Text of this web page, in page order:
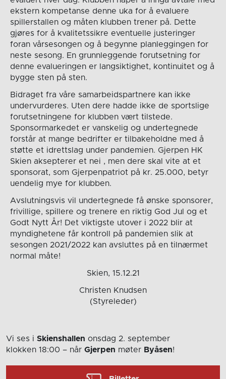
ekstern kompetanse denne uka for å evaluere
spillerstallen og måten klubben trener på. Dette
gjøres for å kvalitetssikre eventuelle justeringer
foran vårsesongen og å begynne planleggingen for
neste sesong. En grunnleggende forutsetning for
denne evalueringen er langsiktighet, kontinuitet og å
bygge sten på sten.
Bidraget fra våre samarbeidspartnere kan ikke
undervurderes. Uten dere hadde ikke de sportslige
forutsetningene for klubben vært tilstede.
Sponsormarkedet er vanskelig og undertegnede
forstår at mange bedrifter er tilbakeholdne med å
støtte et idrettslag under pandemien. Gjerpen HK
Skien aksepterer et nei , men dere skal vite at et
sponsorat, som Gjerpenpatriot på kr. 25.000, betyr
uendelig mye for klubben.
Avslutningsvis vil undertegnede få ønske sponsorer,
frivillige, spillere og trenere en riktig God Jul og et
Godt Nytt År! Det viktigste utover i 2022 blir at
myndighetene får kontroll på pandemien slik at
sesongen 2021/2022 kan avsluttes på en tilnærmet
normal måte!
Skien, 15.12.21
Christen Knudsen
(Styreleder)
Vi ses i Skienshallen onsdag 2. september
klokken 18:00 – når Gjerpen møter Byåsen!